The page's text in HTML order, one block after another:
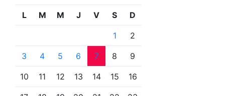
L M M J V S D
1 2
3 4 5 6 7 8 9
10 11 12 13 14 15 16